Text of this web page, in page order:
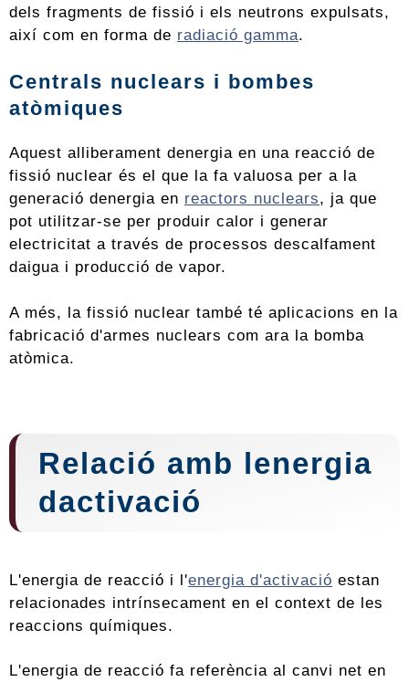
dels fragments de fissió i els neutrons expulsats,
així com en forma de radiació gamma.
Centrals nuclears i bombes
atòmiques
Aquest alliberament denergia en una reacció de
fissió nuclear és el que la fa valuosa per a la
generació denergia en reactors nuclears, ja que
pot utilitzar-se per produir calor i generar
electricitat a través de processos descalfament
daigua i producció de vapor.
A més, la fissió nuclear també té aplicacions en la
fabricació d'armes nuclears com ara la bomba
atòmica.
Relació amb lenergia
dactivació
L'energia de reacció i l'energia d'activació estan
relacionades intrínsecament en el context de les
reaccions químiques.
L'energia de reacció fa referència al canvi net en